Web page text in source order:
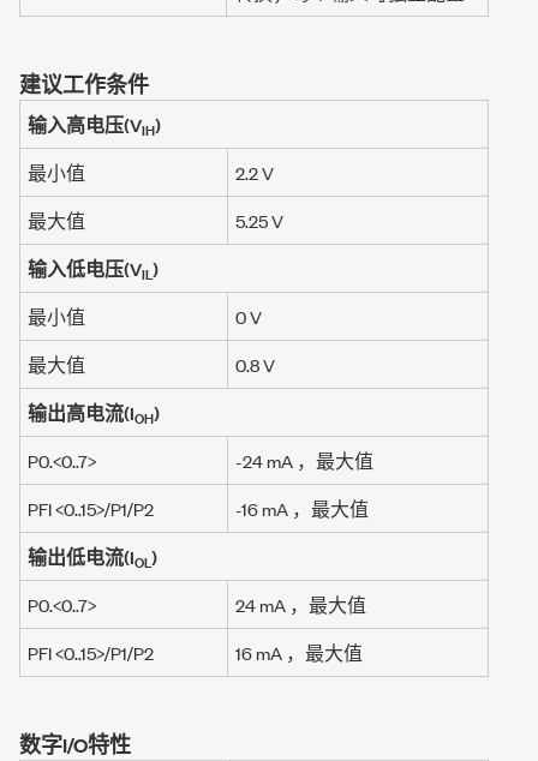
建议工作条件
输入高电压(VIH)
最小值
2.2 V
最大值
5.25 V
输入低电压(VIL)
最小值
0 V
最大值
0.8 V
输出高电流(IOH)
P0.<0..7>
-24 mA ，最大值
PFI <0..15>/P1/P2
-16 mA ，最大值
输出低电流(IOL)
P0.<0..7>
24 mA ，最大值
PFI <0..15>/P1/P2
16 mA ，最大值
数字I/O特性